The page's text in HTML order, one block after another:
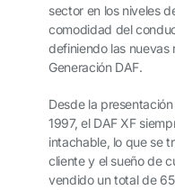
sector en los niveles
comodidad del
definiendo las nuevas
Generación DAF.
Desde la
1997, el DAF XF
intachable, lo que se
cliente y el sueño de
vendido un total de